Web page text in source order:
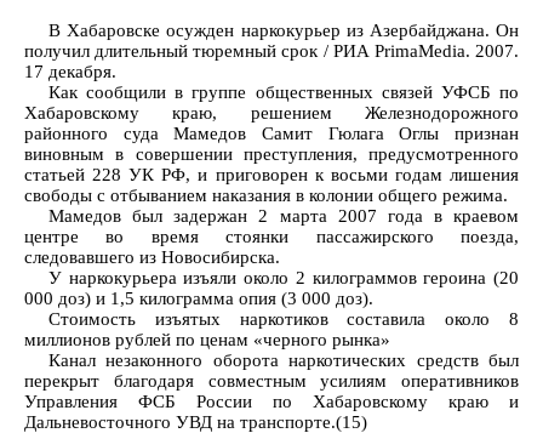
B Хабаровске осужден наркокурьер из Азербайджана. Он
получил длительный тюремный срок / РИА PrimaMedia. 2007.
17 декабря.
Как сообщили в группе общественных связей УФСБ по
Хабаровскому краю, решением Железнодорожного
районного суда Мамедов Самит Гюлага Оглы признан
виновным в совершении преступления, предусмотренного
статьей 228 УК РФ, и приговорен к восьми годам лишения
свободы с отбыванием наказания в колонии общего режима.
Мамедов был задержан 2 марта 2007 года в краевом
центре во время стоянки пассажирского поезда,
следовавшего из Новосибирска.
У наркокурьера изъяли около 2 килограммов героина (20
000 доз) и 1,5 килограмма опия (3 000 доз).
Стоимость изъятых наркотиков составила около 8
миллионов рублей по ценам «черного рынка»
Канал незаконного оборота наркотических средств был
перекрыт благодаря совместным усилиям оперативников
Управления ФСБ России по Хабаровскому краю и
Дальневосточного УВД на транспорте.(15)